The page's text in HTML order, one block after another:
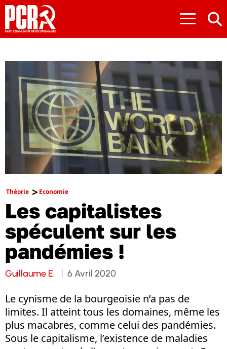
≡
Théorie Economie
Les capitalistes
spéculent sur les
pandémies !
Guillaume E. 6 Avril 2020
Le cynisme de la bourgeoisie n’a pas de
limites. Il atteint tous les domaines, même les
plus macabres, comme celui des pandémies.
Sous le capitalisme, l’existence de maladies